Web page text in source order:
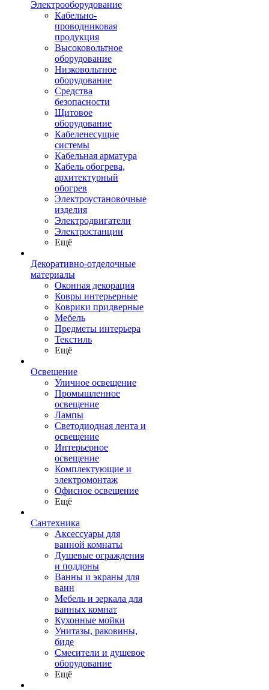
Электрооборудование
Кабельно-
проводниковая
продукция
Высоковольтное
оборудование
Низковольтное
оборудование
Средства
безопасности
Щитовое
оборудование
Кабеленесущие
системы
Кабельная арматура
Кабель обогрева,
архитектурный
обогрев
Электроустановочные
изделия
Электродвигатели
Электростанции
Ещё
Декоративно-отделочные
материалы
Оконная декорация
Ковры интерьерные
Коврики придверные
Мебель
Предметы интерьера
Текстиль
Ещё
Освещение
Уличное освещение
Промышленное
освещение
Лампы
Светодиодная лента и
освещение
Интерьерное
освещение
Комплектующие и
электромонтаж
Офисное освещение
Ещё
Сантехника
Аксессуары для
ванной комнаты
Душевые ограждения
и поддоны
Ванны и экраны для
ванн
Мебель и зеркала для
ванных комнат
Кухонные мойки
Унитазы, раковины,
биде
Смесители и душевое
оборудование
Ещё